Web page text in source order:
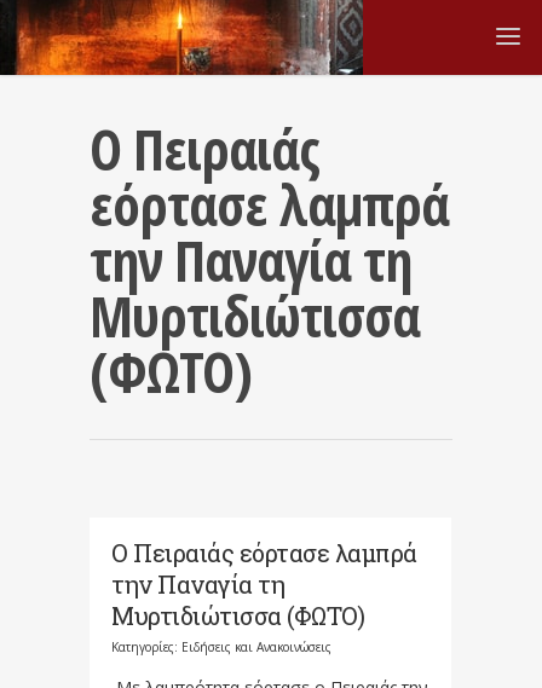
Ο Πειραιάς
εόρτασε λαμπρά
την Παναγία τη
Μυρτιδιώτισσα
(ΦΩΤΟ)
Ο Πειραιάς εόρτασε λαμπρά
την Παναγία τη
Μυρτιδιώτισσα (ΦΩΤΟ)
Κατηγορίες: Ειδήσεις και Ανακοινώσεις